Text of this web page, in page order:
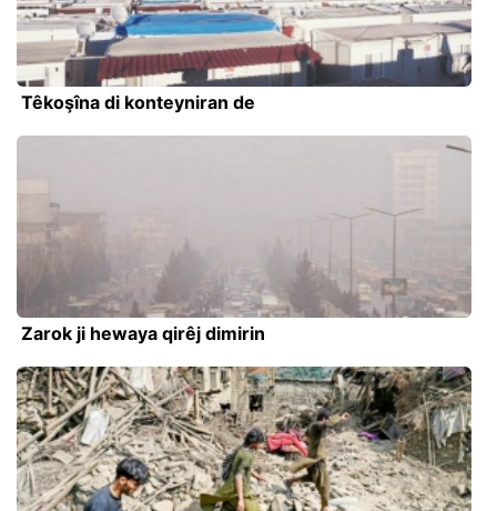
Têkoşîna di konteyniran de
Zarok ji hewaya qirêj dimirin